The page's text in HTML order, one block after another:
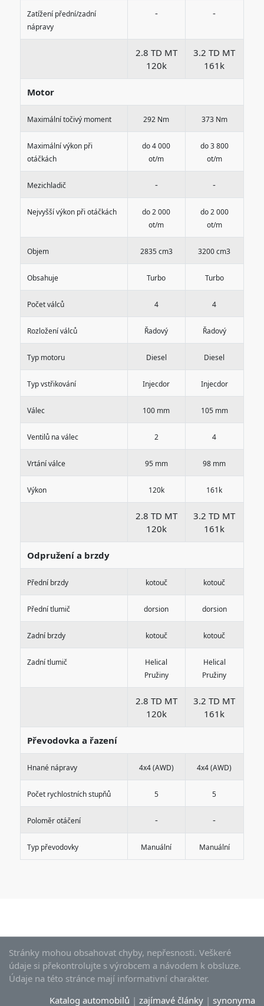
Zatížení přední/zadní
nápravy
- -
2.8 TD MT
120k
3.2 TD MT
161k
Motor
Maximální točivý moment 292 Nm 373 Nm
Maximální výkon při
otáčkách
do 4 000
ot/m
do 3 800
ot/m
Mezichladič - -
Nejvyšší výkon při otáčkách
do 2 000
ot/m
do 2 000
ot/m
Objem 2835 cm3 3200 cm3
Obsahuje Turbo Turbo
Počet válců 4 4
Rozložení válců Řadový Řadový
Typ motoru Diesel Diesel
Typ vstřikování Injecdor Injecdor
Válec 100 mm 105 mm
Ventilů na válec 2 4
Vrtání válce 95 mm 98 mm
Výkon 120k 161k
2.8 TD MT
120k
3.2 TD MT
161k
Odpružení a brzdy
Přední brzdy kotouč kotouč
Přední tlumič dorsion dorsion
Zadní brzdy kotouč kotouč
Zadní tlumič
Helical
Pružiny
Helical
Pružiny
2.8 TD MT
120k
3.2 TD MT
161k
Převodovka a řazení
Hnané nápravy 4x4 (AWD) 4x4 (AWD)
Počet rychlostních stupňů 5 5
Poloměr otáčení - -
Typ převodovky Manuální Manuální
Stránky mohou obsahovat chyby, nepřesnosti. Veškeré
údaje si překontrolujte s výrobcem a návodem k obsluze.
Údaje na této stránce mají informativní charakter.
Katalog automobilů | zajímavé články | synonyma